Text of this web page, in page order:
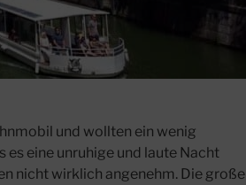
und wollten ein wenig
es eine unruhige und laute Nacht
nicht wirklich angenehm. Die große